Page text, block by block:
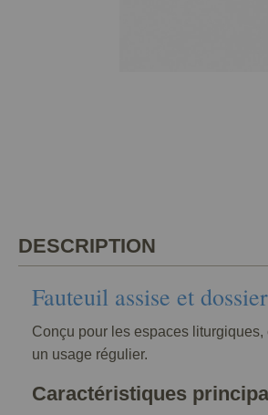
DESCRIPTION
Fauteuil assise et
Conçu pour les espaces
un usage régulier.
Caractéristiques